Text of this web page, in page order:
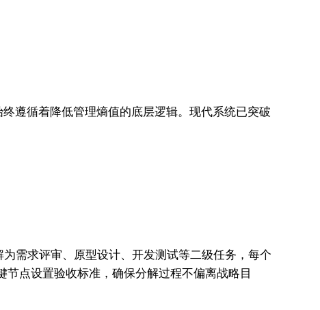
遵循着降低管理熵值的底层逻辑。现代系统已突破
需求评审、原型设计、开发测试等二级任务，每个
点设置验收标准，确保分解过程不偏离战略目